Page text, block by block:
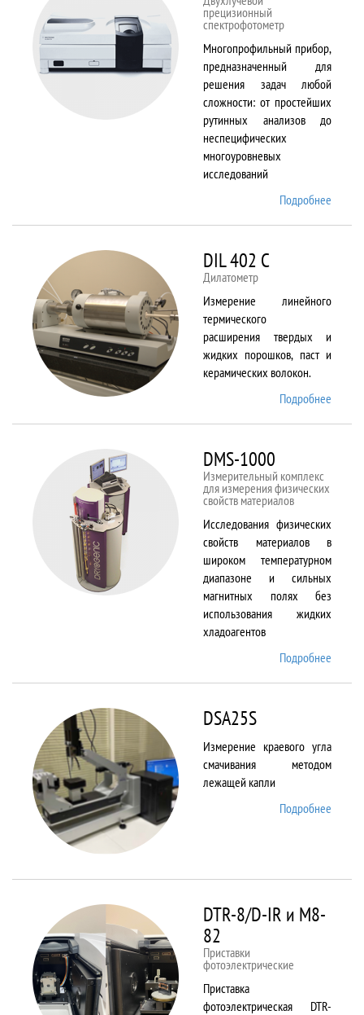
прецизионный
спектрофотометр
Многопрофильный прибор,
предназначенный для
решения задач любой
сложности: от простейших
рутинных анализов до
неспецифических
многоуровневых
исследований
Подробнее
DIL 402 C
Дилатометр
Измерение линейного
термического
расширения твердых и
жидких порошков, паст и
керамических волокон.
Подробнее
DMS-1000
Измерительный комплекс
для измерения физических
свойств материалов
Исследования физических
свойств материалов в
широком температурном
диапазоне и сильных
магнитных полях без
использования жидких
хладоагентов
Подробнее
DSA25S
Измерение краевого угла
смачивания методом
лежащей капли
Подробнее
DTR-8/D-IR и М8-
82
Приставки
фотоэлектрические
Приставка
фотоэлектрическая DTR-